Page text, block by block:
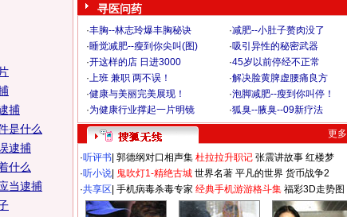
捕
是什么
逮捕
什么
当逮捕
寻医问药
·丰胸--林志玲爆丰胸秘诀 ·减肥--小肚子赘肉没了
·睡觉减肥--瘦到你尖叫(图) ·吸引异性的秘密武器
·开这样的店 日进3000 ·45岁以前停经不正常
·上班 兼职 两不误！ ·解决脸黄脾虚腰痛良方
·健康与美丽完美展现！ ·泡脚减肥--瘦到你叫停！
·为健康行业撑起一片明镜 ·狐臭--腋臭--09新疗法
更
·听评书 郭德纲对口相声集 杜拉拉升职记 张震讲故事 红楼梦
·听小说 鬼吹灯1-精绝古城 世界名著 平凡的世界 货币战争2
·共享区 手机病毒杀毒专家 经典手机游游格斗集 福彩3D走势图